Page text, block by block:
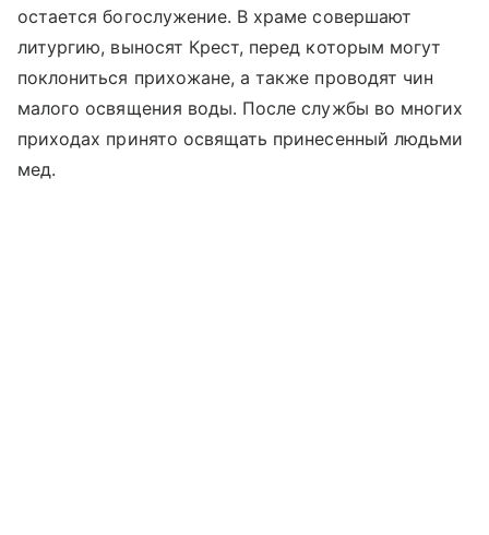
остается богослужение. В храме совершают
литургию, выносят Крест, перед которым могут
поклониться прихожане, а также проводят чин
малого освящения воды. После службы во многих
приходах принято освящать принесенный людьми
мед.